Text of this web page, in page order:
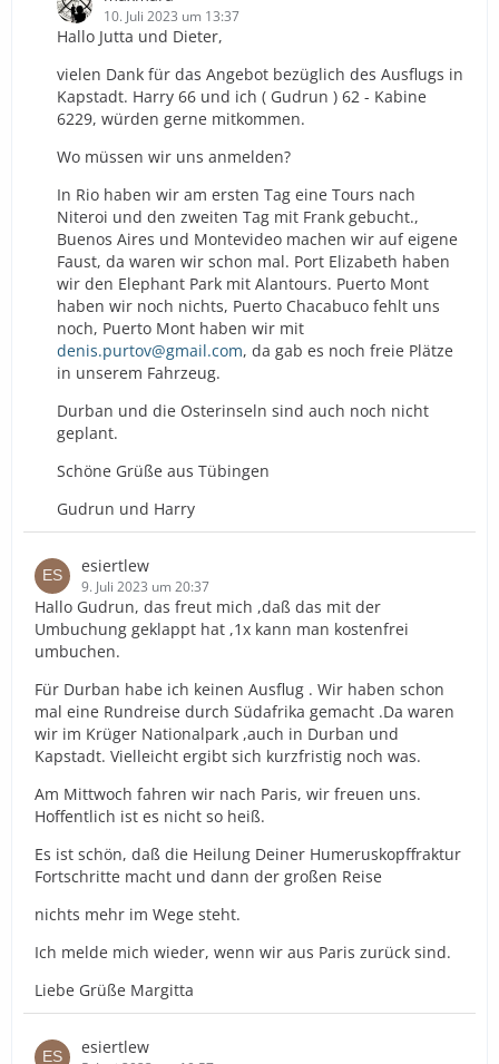
10. Juli 2023 um 13:37
Hallo Jutta und Dieter,
vielen Dank für das Angebot bezüglich des Ausflugs in
Kapstadt. Harry 66 und ich ( Gudrun ) 62 - Kabine
6229, würden gerne mitkommen.
Wo müssen wir uns anmelden?
In Rio haben wir am ersten Tag eine Tours nach
Niteroi und den zweiten Tag mit Frank gebucht.,
Buenos Aires und Montevideo machen wir auf eigene
Faust, da waren wir schon mal. Port Elizabeth haben
wir den Elephant Park mit Alantours. Puerto Mont
haben wir noch nichts, Puerto Chacabuco fehlt uns
noch, Puerto Mont haben wir mit
denis.purtov@gmail.com, da gab es noch freie Plätze
in unserem Fahrzeug.
Durban und die Osterinseln sind auch noch nicht
geplant.
Schöne Grüße aus Tübingen
Gudrun und Harry
esiertlew
9. Juli 2023 um 20:37
Hallo Gudrun, das freut mich ,daß das mit der
Umbuchung geklappt hat ,1x kann man kostenfrei
umbuchen.
Für Durban habe ich keinen Ausflug . Wir haben schon
mal eine Rundreise durch Südafrika gemacht .Da waren
wir im Krüger Nationalpark ,auch in Durban und
Kapstadt. Vielleicht ergibt sich kurzfristig noch was.
Am Mittwoch fahren wir nach Paris, wir freuen uns.
Hoffentlich ist es nicht so heiß.
Es ist schön, daß die Heilung Deiner Humeruskopffraktur
Fortschritte macht und dann der großen Reise
nichts mehr im Wege steht.
Ich melde mich wieder, wenn wir aus Paris zurück sind.
Liebe Grüße Margitta
esiertlew